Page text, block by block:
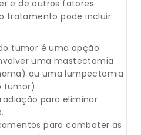
e de outros fatores
tratamento pode incluir:
tumor é uma opção
uma mastectomia
ou uma lumpectomia
tumor).
para eliminar
para combater as